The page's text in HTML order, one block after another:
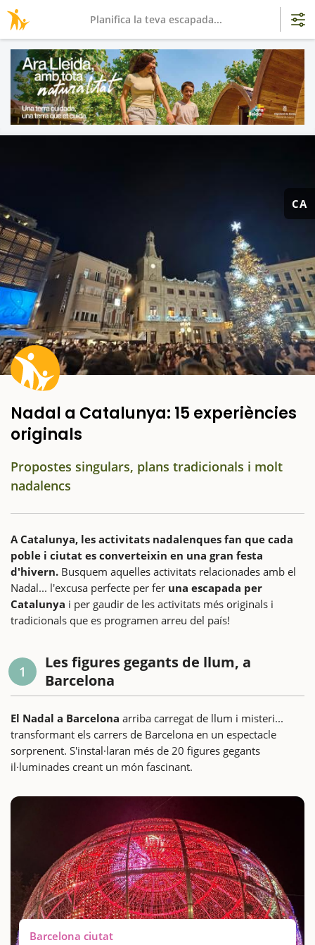
CA
Nadal a Catalunya: 15 experiències
originals
Propostes singulars, plans tradicionals i molt
nadalencs
A Catalunya, les activitats nadalenques fan que cada
poble i ciutat es converteixin en una gran festa
d'hivern. Busquem aquelles activitats relacionades amb el
Nadal... l'excusa perfecte per fer una escapada per
Catalunya i per gaudir de les activitats més originals i
tradicionals que es programen arreu del país!
1
Les figures gegants de llum, a
Barcelona
El Nadal a Barcelona arriba carregat de llum i misteri...
transformant els carrers de Barcelona en un espectacle
sorprenent. S'instal·laran més de 20 figures gegants
il·luminades creant un món fascinant.
Barcelona ciutat
Planifica la teva escapada...